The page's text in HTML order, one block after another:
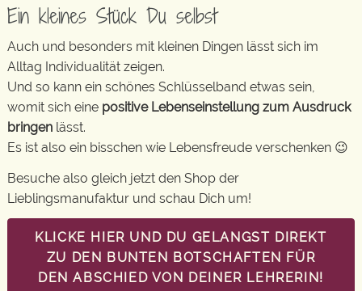
Ein kleines Stück Du selbst
Auch und besonders mit kleinen Dingen lässt sich im
Alltag Individualität zeigen.
Und so kann ein schönes Schlüsselband etwas sein,
womit sich eine positive Lebenseinstellung zum Ausdruck
bringen lässt.
Es ist also ein bisschen wie Lebensfreude verschenken 😉
Besuche also gleich jetzt den Shop der
Lieblingsmanufaktur und schau Dich um!
KLICKE HIER UND DU GELANGST DIREKT
ZU DEN BUNTEN BOTSCHAFTEN FÜR
DEN ABSCHIED VON DEINER LEHRERIN!